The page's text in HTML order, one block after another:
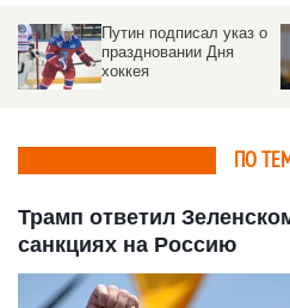
Путин подписал указ о
праздновании Дня
хоккея
ПО
Трамп ответил
санкциях на Россию